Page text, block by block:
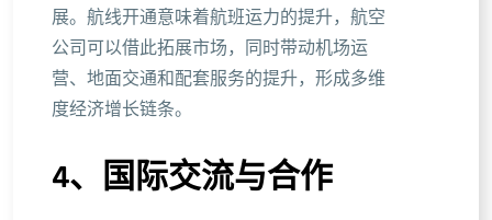
展。航线开通意味着航班运力的提升，航空
公司可以借此拓展市场，同时带动机场运
营、地面交通和配套服务的提升，形成多维
度经济增长链条。
4、国际交流与合作